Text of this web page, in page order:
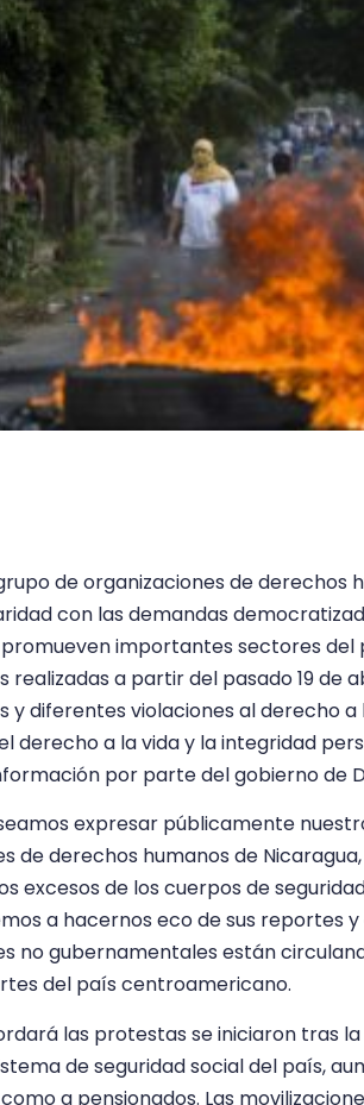
de organizaciones de derechos
con las demandas
importantes sectores del
realizadas a partir del pasado 19 de
y diferentes violaciones al derecho
derecho a la vida y la integridad
por parte del gobierno de
expresar públicamente
de derechos humanos de
excesos de los cuerpos de
a hacernos eco de sus reportes
no gubernamentales están
del país centroamericano.
las protestas se iniciaron tras
de seguridad social del país,
a pensionados. Las